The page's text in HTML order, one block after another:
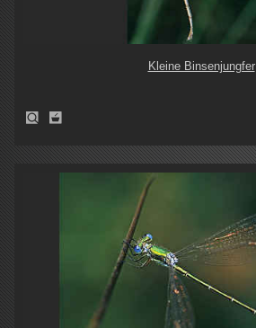
Kleine Binsenjungfer